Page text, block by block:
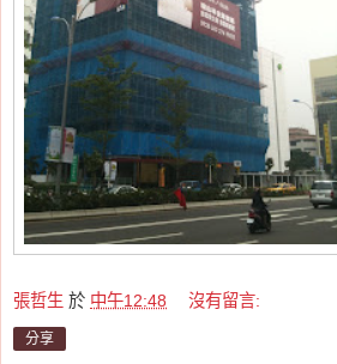
張哲生 於 中午12:48 沒有留言:
分享